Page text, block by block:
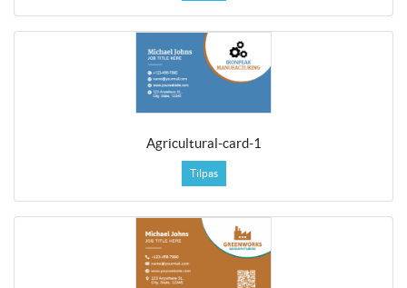
Agricultural-card-1
Tilpas